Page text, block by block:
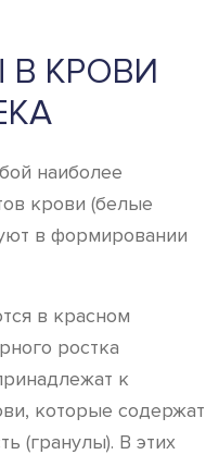
КРОВИ
наиболее
крови (белые
в формировании
в красном
ростка
к
которые содержат
(гранулы). В этих